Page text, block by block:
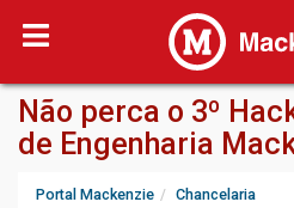
Não perca o 3º
de Engenharia
Portal Mackenzie
Chancelaria